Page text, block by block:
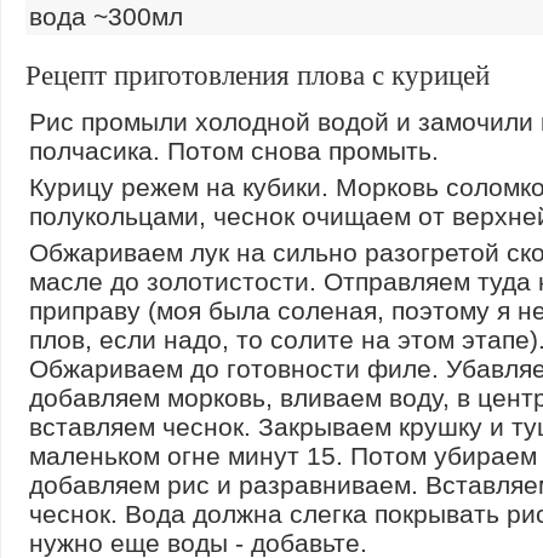
вода ~300мл
Рецепт приготовления плова с курицей
Рис промыли холодной водой и замочили
полчасика. Потом снова промыть.
Курицу режем на кубики. Морковь
полукольцами, чеснок очищаем от
Обжариваем лук на сильно разогретой
масле до золотистости. Отправляем туда
приправу (моя была соленая, поэтому я
плов, если надо, то солите на этом
Обжариваем до готовности филе.
добавляем морковь, вливаем воду, в
вставляем чеснок. Закрываем крушку и
маленьком огне минут 15. Потом убираем
добавляем рис и разравниваем.
чеснок. Вода должна слегка покрывать
нужно еще воды - добавьте.